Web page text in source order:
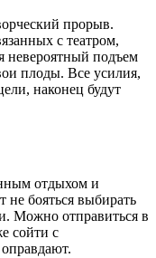
прорыв.
с театром,
невероятный подъем
плоды. Все усилия,
наконец будут
отдыхом и
не бояться выбирать
Можно отправиться в
сойти с